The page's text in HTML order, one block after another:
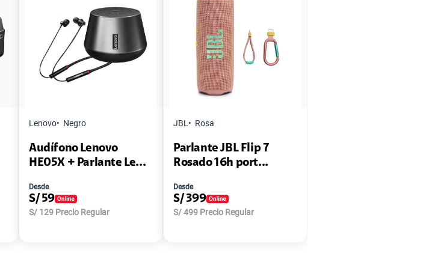
Lenovo Negro
Audífono Lenovo
HE05X + Parlante Le...
Desde
S/ 59
S/ 129 Precio Regular
JBL Rosa
Parlante JBL Flip 7
Rosado 16h port...
Desde
S/ 399
S/499 Precio Regular